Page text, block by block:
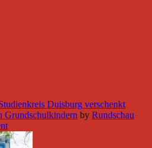
Duisburg verschenkt
Grundschulkindern by Rundschau